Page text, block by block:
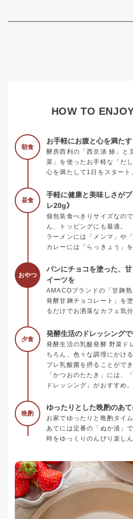
HOW TO
朝食
お手軽にお腹と心を満たす
酵房西利の「西京漬 鰆」と
菜」を使ったお手軽な「だ
心を満たして1日をスタート
昼食
手軽に健康と美味しさが
レ20g》
個包装食べきりサイズなの
ん、トッピングにも最適。
ラーメンには「メンマ」や
カレーには「らっきょう」を
おやつ
パンにチョコを塗った、
イーツを
AMACOブランドの「甘麹
発酵甘麹チョコレート」を
るだけでお洒落なカフェ気分
夕食
発酵生活のドレッシング
発酵生活の乳酸発酵 野菜ド
ちろん、色々な調理にかけ
ブレ乳酸菌を摂ることができ
「かつおのたたき」には、
ドレッシング」がおすすめ。
晩酌
ゆったりとした晩酌のあ
お家でゆったりと晩酌タイム
あてには定番の「ぬか漬」
時をゆっくりのんびり楽しん